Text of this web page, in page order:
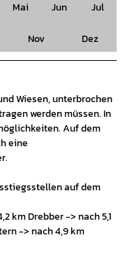
Mai Jun Jul
Nov Dez
Wiesen, unterbrochen
werden müssen. In
Auf dem
eine
auf dem
km Drebber -> nach 5,1
-> nach 4,9 km